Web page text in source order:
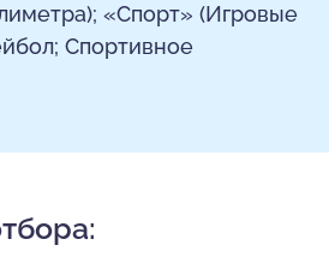
«Спорт» (Игровые
Спортивное